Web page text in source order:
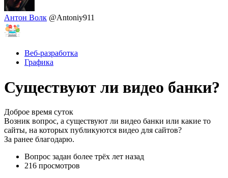
Антон Волк @Antoniy911
Веб-разработка
Графика
Существуют ли видео банки?
Доброе время суток
Возник вопрос, а существуют ли видео банки или какие то
сайты, на которых публикуются видео для сайтов?
За ранее благодарю.
Вопрос задан более трёх лет назад
216 просмотров